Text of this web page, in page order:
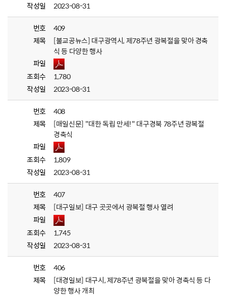
작성일
2023-08-31
번호
409
제목
[불교공뉴스] 대구광역시, 제78주년 광복절을 맞아 경축
식 등 다양한 행사
파일
조회수
1,780
작성일
2023-08-31
번호
408
제목
[매일신문] "대한 독립 만세!" 대구경북 78주년 광복절
경축식
파일
조회수
1,809
작성일
2023-08-31
번호
407
제목
[대구일보] 대구 곳곳에서 광복절 행사 열려
파일
조회수
1,745
작성일
2023-08-31
번호
406
제목
[대경일보] 대구시, 제78주년 광복절을 맞아 경축식 등 다
양한 행사 개최